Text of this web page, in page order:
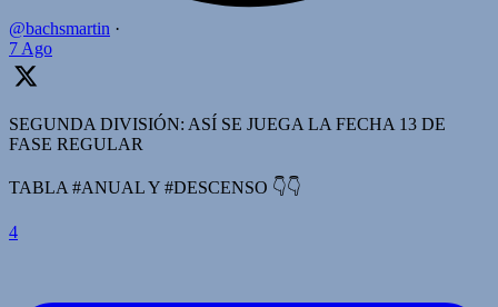
@bachsmartin ·
7 Ago
SEGUNDA DIVISIÓN: ASÍ SE JUEGA LA FECHA 13 DE
FASE REGULAR
TABLA #ANUAL Y #DESCENSO 👇👇
4